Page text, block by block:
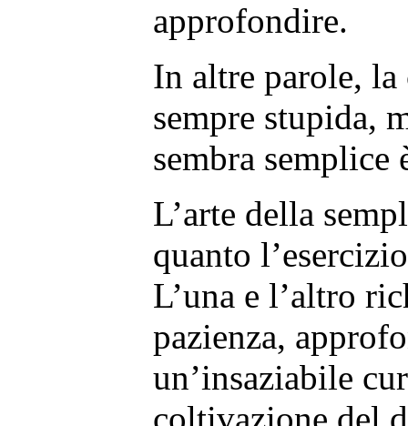
approfondire.
In altre parole,
sempre stupida,
sembra semplice
L’arte della
quanto
L’una e l’altro
pazienza,
un’insaziabile